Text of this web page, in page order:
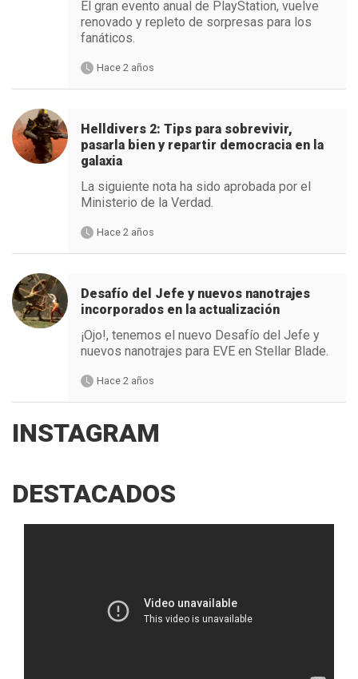
El gran evento anual de PlayStation, vuelve
renovado y repleto de sorpresas para los
fanáticos.
Hace 2 años
Helldivers 2: Tips para sobrevivir,
pasarla bien y repartir democracia en la
galaxia
La siguiente nota ha sido aprobada por el
Ministerio de la Verdad.
Hace 2 años
Desafío del Jefe y nuevos nanotrajes
incorporados en la actualización
¡Ojo!, tenemos el nuevo Desafío del Jefe y
nuevos nanotrajes para EVE en Stellar Blade.
Hace 2 años
INSTAGRAM
DESTACADOS